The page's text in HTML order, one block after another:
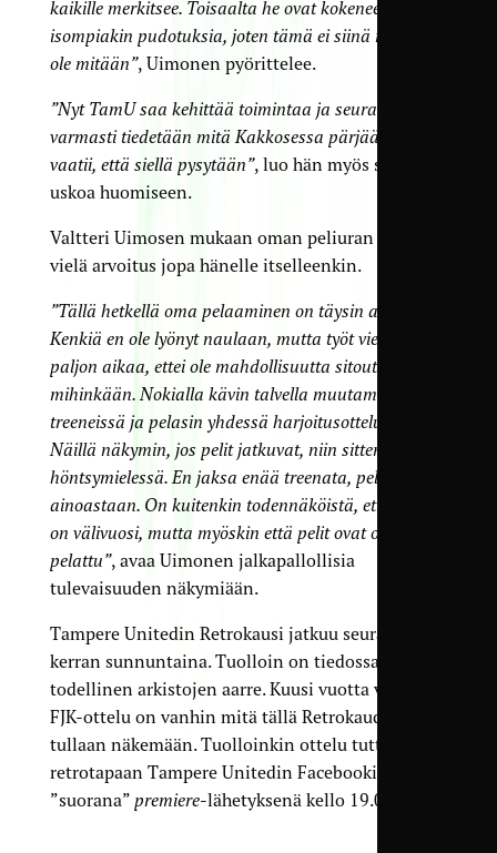
kaikille merkitsee. Toisaalta he ovat kokeneet
isompiakin pudotuksia, joten tämä ei siinä mielessä
ole mitään”, Uimonen pyörittelee.
”Nyt TamU saa kehittää toimintaa ja seurassa
varmasti tiedetään mitä Kakkosessa pärjääminen
vaatii, että siellä pysytään”, luo hän myös samalla
uskoa huomiseen.
Valtteri Uimosen mukaan oman peliuran jatko on
vielä arvoitus jopa hänelle itselleenkin.
”Tällä hetkellä oma pelaaminen on täysin auki.
Kenkiä en ole lyönyt naulaan, mutta työt vievät niin
paljon aikaa, ettei ole mahdollisuutta sitoutua
mihinkään. Nokialla kävin talvella muutamissa
treeneissä ja pelasin yhdessä harjoitusottelussa.
Näillä näkymin, jos pelit jatkuvat, niin sitten lähinnä
höntsymielessä. En jaksa enää treenata, pelailla
ainoastaan. On kuitenkin todennäköistä, että edessä
on välivuosi, mutta myöskin että pelit ovat osaltani
pelattu”, avaa Uimonen jalkapallollisia
tulevaisuuden näkymiään.
Tampere Unitedin Retrokausi jatkuu seuraavan
kerran sunnuntaina. Tuolloin on tiedossa
todellinen arkistojen aarre. Kuusi vuotta vanha
FJK-ottelu on vanhin mitä tällä Retrokaudella
tullaan näkemään. Tuolloinkin ottelu tuttuun
retrotapaan Tampere Unitedin Facebookissa
”suorana” premiere-lähetyksenä kello 19.00.